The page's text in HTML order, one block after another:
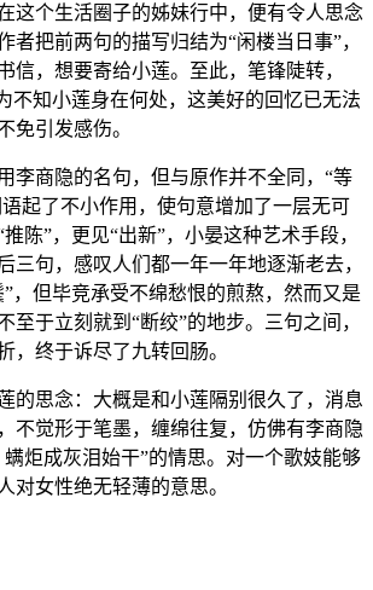
这个生活圈子的姊妹行中，便有令人思念
者把前两句的描写归结为“闲楼当日事”，
信，想要寄给小莲。至此，笔锋陡转，
不知小莲身在何处，这美好的回忆已无法
免引发感伤。
李商隐的名句，但与原作并不全同，“等
语起了不小作用，使句意增加了一层无可
陈”，更见“出新”，小晏这种艺术手段，
三句，感叹人们都一年一年地逐渐老去，
，但毕竞承受不绵愁恨的煎熬，然而又是
至于立刻就到“断绞”的地步。三句之间，
，终于诉尽了九转回肠。
的思念：大概是和小莲隔别很久了，消息
不觉形于笔墨，缠绵往复，仿佛有李商隐
炬成灰泪始干”的情思。对一个歌妓能够
对女性绝无轻薄的意思。